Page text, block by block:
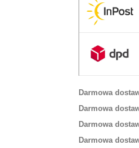
Darmowa
Darmowa
Darmowa
Darmowa